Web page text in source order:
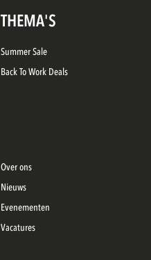
THEMA'S
Summer Sale
Back To Work Deals
Over ons
Nieuws
Evenementen
Vacatures